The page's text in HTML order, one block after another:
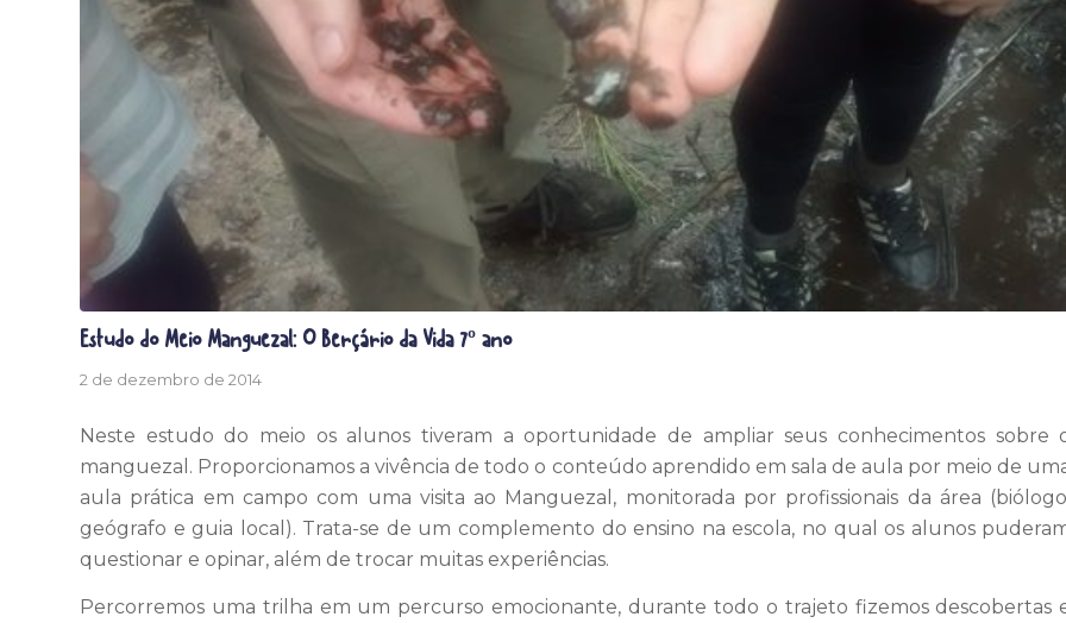
Estudo do Meio Manguezal: O Berçário da Vida 7º ano
2 de dezembro de 2014
Neste estudo do meio os alunos tiveram a oportunidade de ampliar seus conhecimentos sobre
manguezal. Proporcionamos a vivência de todo o conteúdo aprendido em sala de aula por meio de
aula prática em campo com uma visita ao Manguezal, monitorada por profissionais da área
geógrafo e guia local). Trata-se de um complemento do ensino na escola, no qual os alunos
questionar e opinar, além de trocar muitas experiências.
Percorremos uma trilha em um percurso emocionante, durante todo o trajeto fizemos descobertas